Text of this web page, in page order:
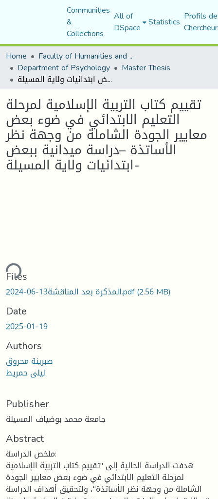
Communities
&
Collections
All of
DSpace Statistics Profils
Home
Faculty of Humanities and Social Sciences
Department of Psychology Master Thesis
تقييم كتاب التربية الإسلامية لمرحلة التعليم الابتدائي في ضوء بعض معايير الجودة الشاملة من وجهة نظر الأساتذة –دراسة ميدانية ببعض ابتدائيات ولاية المسيلة-
تقييم كتاب التربية الإسلامية لمرحلة
التعليم الابتدائي في ضوء بعض
معايير الجودة الشاملة من وجهة نظر
الأساتذة –دراسة ميدانية ببعض
ابتدائيات ولاية المسيلة-
Files
المذكرة بعد المناقشة13-06-2024.pdf(2.56 MB)
Date
2025-01-19
Authors
صبرينة محروق
ليلى حمريط
Publisher
جامعة محمد بوضياف المسيلة
Abstract
ملخص الدراسة:
هدفت الدراسة الحالية إلى "تقييم كتاب التربية الإسلامية
لمرحلة التعليم الابتدائي في ضوء بعض معايير الجودة
الشاملة من وجهة نظر الأساتذة"، ولتحقيق أهداف الدراسة